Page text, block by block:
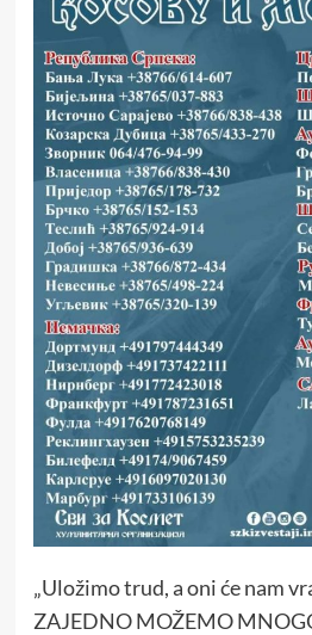
„Uložimo trud, a oni će nam
ZAJEDNO MOŽEMO